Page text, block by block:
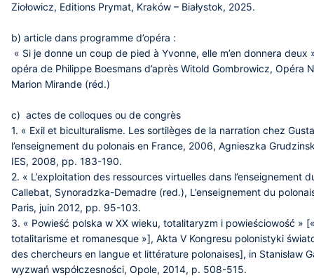
Ziołowicz, Editions Prymat, Kraków – Białystok, 2025.
b) article dans programme d’opéra :
« Si je donne un coup de pied à Yvonne, elle m’en donnera
opéra de Philippe Boesmans d’après Witold Gombrowicz, Opéra
Marion Mirande (réd.)
c) actes de colloques ou de congrès
1. « Exil et biculturalisme. Les sortilèges de la narration chez
l’enseignement du polonais en France, 2006, Agnieszka
IES, 2008, pp. 183-190.
2. « L’exploitation des ressources virtuelles dans l’enseignement
Callebat, Synoradzka-Demadre (red.), L’enseignement du
Paris, juin 2012, pp. 95-103.
3. « Powieść polska w XX wieku, totalitaryzm i powieściowość »
totalitarisme et romanesque »], Akta V Kongresu polonistyki
des chercheurs en langue et littérature polonaises], in Stanisław
wyzwań współczesności, Opole, 2014, p. 508-515.